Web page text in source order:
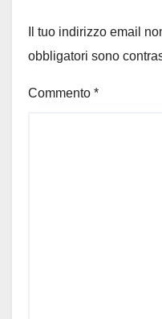
Il tuo indirizzo email
obbligatori sono
Commento *